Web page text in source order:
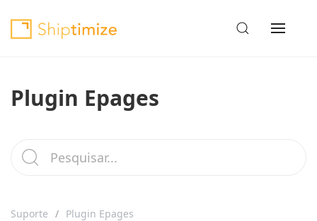
Plugin Epages
Suporte Plugin Epages